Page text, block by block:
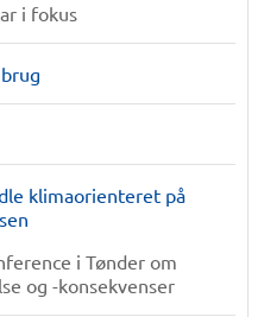
i fokus
klimaorienteret på
i Tønder om
og -konsekvenser